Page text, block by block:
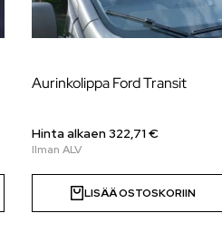
Aurinkolippa Ford Transit
Hinta alkaen 322,71 €
LISÄÄ OSTOSKORIIN